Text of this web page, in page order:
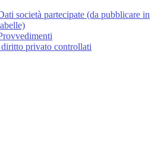
società partecipate (da pubblicare in
privato controllati